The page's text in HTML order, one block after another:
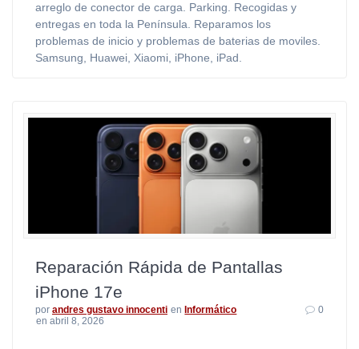
arreglo de conector de carga. Parking. Recogidas y
entregas en toda la Península. Reparamos los
problemas de inicio y problemas de baterias de moviles.
Samsung, Huawei, Xiaomi, iPhone, iPad.
Reparación Rápida de Pantallas
iPhone 17e
por andres gustavo innocenti enInformático
en abril 8, 2026
0